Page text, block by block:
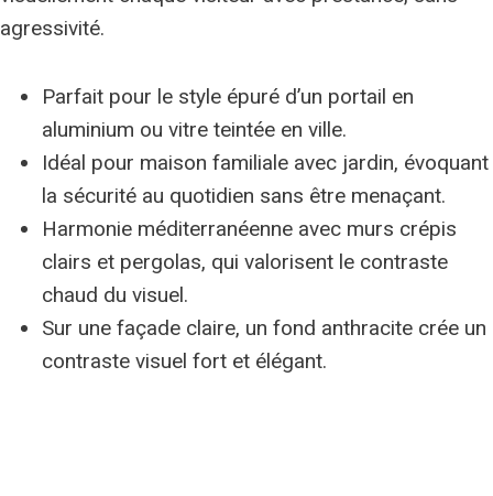
agressivité.
Parfait pour le style épuré d’un portail en
aluminium ou vitre teintée en ville.
Idéal pour maison familiale avec jardin, évoquant
la sécurité au quotidien sans être menaçant.
Harmonie méditerranéenne avec murs crépis
clairs et pergolas, qui valorisent le contraste
chaud du visuel.
Sur une façade claire, un fond anthracite crée un
contraste visuel fort et élégant.